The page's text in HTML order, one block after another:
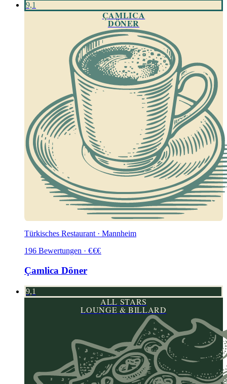
9,1
ÇAMLICA
DÖNER
Türkisches Restaurant · Mannheim
196 Bewertungen · €€€
Çamlica Döner
9,1
ALL STARS
LOUNGE & BILLARD